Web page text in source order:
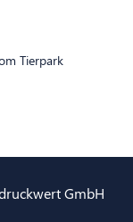
Tierpark
GmbH